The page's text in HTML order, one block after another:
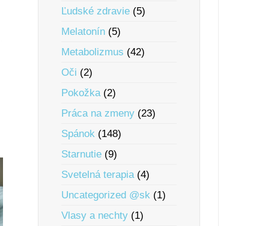
Ľudské zdravie (5)
Melatonín (5)
Metabolizmus (42)
Oči (2)
Pokožka(2)
Práca na zmeny (23)
Spánok (148)
Starnutie (9)
Svetelná terapia(4)
Uncategorized @sk (1)
Vlasy a nechty (1)